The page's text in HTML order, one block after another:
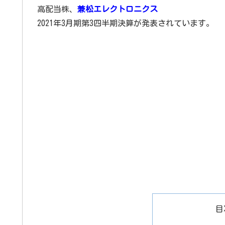
高配当株、 兼松エレクトロニクス
2021年3月期第3四半期決算が発表されています。